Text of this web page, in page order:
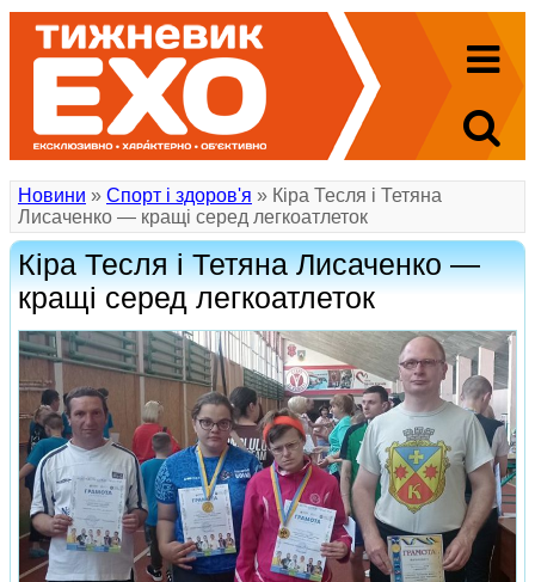
Новини » Спорт і здоров'я » Кіра Тесля і Тетяна
Лисаченко — кращі серед легкоатлеток
Кіра Тесля і Тетяна Лисаченко —
кращі серед легкоатлеток